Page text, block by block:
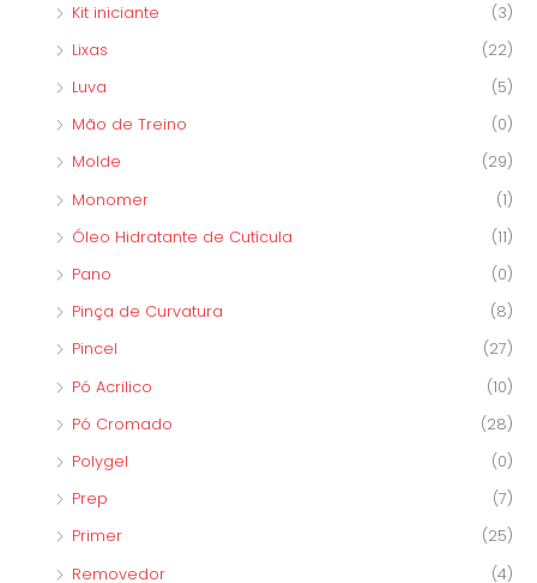
Kit iniciante
(3)
Lixas
(22)
Luva
(5)
Mão de Treino
(0)
Molde
(29)
Monomer
(1)
Óleo Hidratante de Cutícula
(11)
Pano
(0)
Pinça de Curvatura
(8)
Pincel
(27)
Pó Acrilico
(10)
Pó Cromado
(28)
Polygel
(0)
Prep
(7)
Primer
(25)
Removedor
(4)